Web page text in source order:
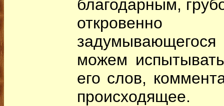
благодарным,
можем
его слов,
происходящее.